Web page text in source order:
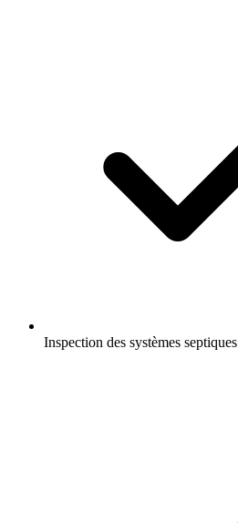
Inspection des systèmes septiques